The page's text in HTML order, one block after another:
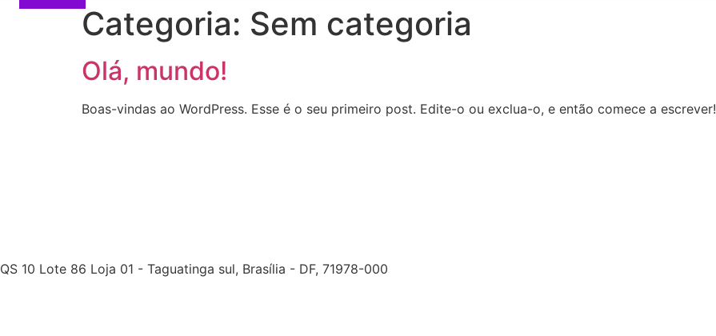
Categoria: Sem categoria
Olá, mundo!
Boas-vindas ao WordPress. Esse é o seu primeiro post. Edite-o ou exclua-o, e então comece a escrever!
QS 10 Lote 86 Loja 01 - Taguatinga sul, Brasília - DF, 71978-000